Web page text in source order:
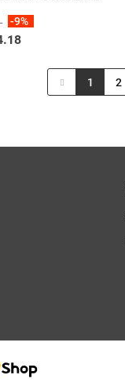
-9%
1 2